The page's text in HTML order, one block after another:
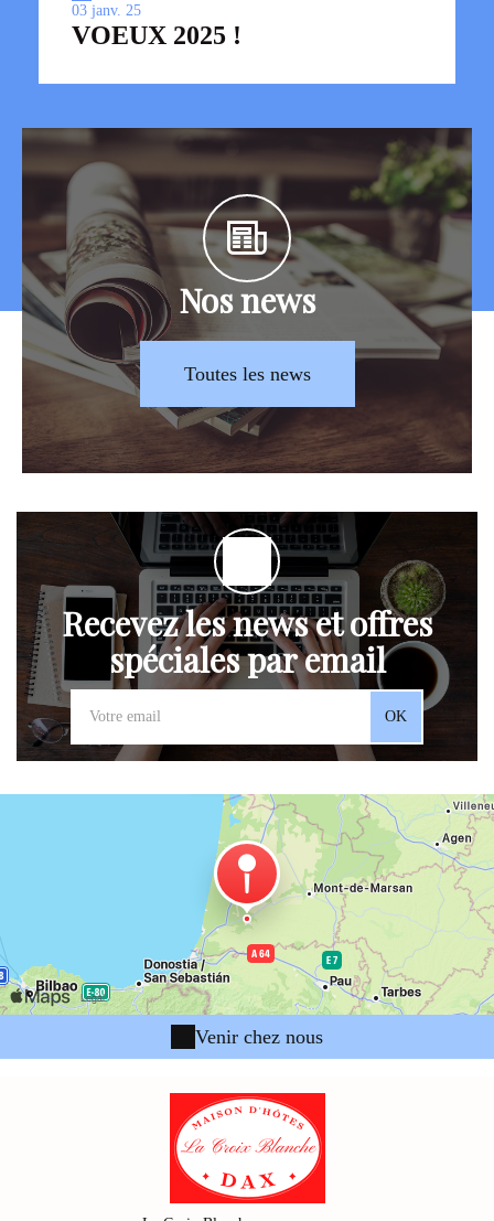
03 janv. 25
VOEUX 2025 !
Nos news
Toutes les news
Recevez les news et offres
spéciales par email
OK
Venir chez nous